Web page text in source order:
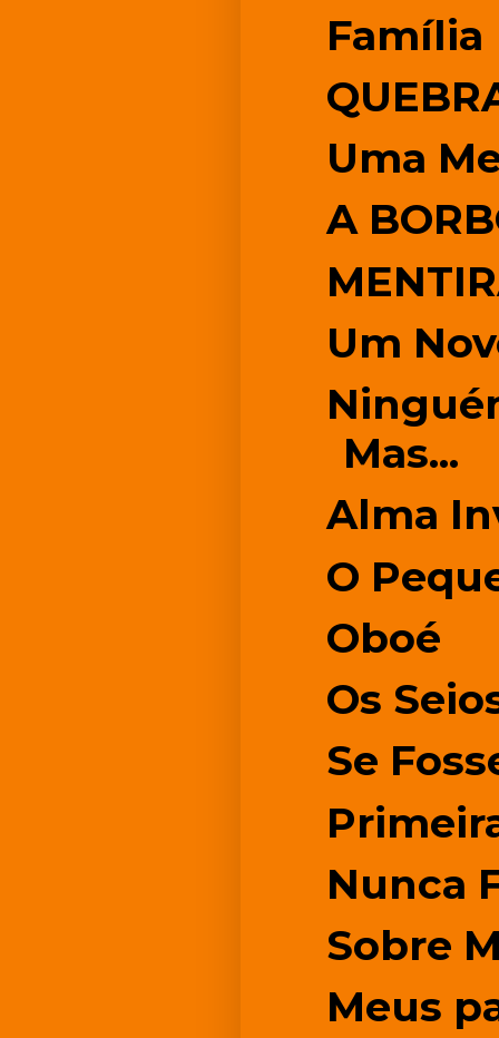
Família
Uma
A
Um
Mas...
Alma
O
Oboé
Os
Se
Nunca
Sobre
Meus